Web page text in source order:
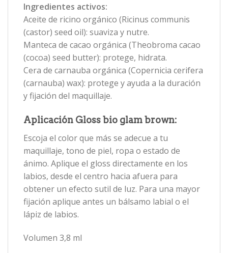
Ingredientes activos:
Aceite de ricino orgánico (Ricinus communis
(castor) seed oil): suaviza y nutre.
Manteca de cacao orgánica (Theobroma cacao
(cocoa) seed butter): protege, hidrata.
Cera de carnauba orgánica (Copernicia cerifera
(carnauba) wax): protege y ayuda a la duración
y fijación del maquillaje.
Aplicación Gloss bio glam brown:
Escoja el color que más se adecue a tu
maquillaje, tono de piel, ropa o estado de
ánimo. Aplique el gloss directamente en los
labios, desde el centro hacia afuera para
obtener un efecto sutil de luz. Para una mayor
fijación aplique antes un bálsamo labial o el
lápiz de labios.
Volumen 3,8 ml